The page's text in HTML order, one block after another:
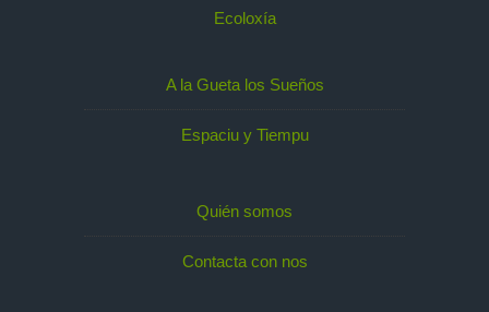
Ecoloxía
A la Gueta los Sueños
Espaciu y Tiempu
Quién somos
Contacta con nos